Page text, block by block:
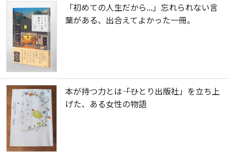
「初めての人生だから...」忘れられない言
葉がある、出合えてよかった一冊。
本が持つ力とは――「ひとり出版社」を立ち上
げた、ある女性の物語